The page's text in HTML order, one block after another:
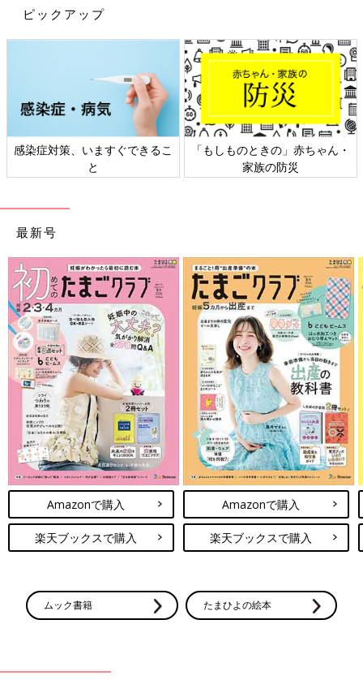
出典：Instagramアカウント「chibicode_g_m」
chibicode_g_mさんがおすすめしているのは、「mid mile（ミッ
ドマイル）」のシャツとパンツ。どちらもサイドがレースになっ
ており、おしゃ見え確実のデザインです！シャツは長袖ですが、
腕の部分に風が通りやすいため、投稿のようにキャミソールなど
と合わせると、比較的涼しく着用できますね♪ エアコンの効いた
室内での冷え対策にも使えます◎
一目ぼれ確実のかわいさ！ロングシーズン使えるオ
ールインワン
ピックアップ
感染症対策、いますぐできるこ
と
「もしものときの」赤ちゃん・
家族の防災
最新号
Amazonで購入
楽天ブックスで購入
Amazonで購入
楽天ブックスで購入
ムック書籍 たまひよの絵本